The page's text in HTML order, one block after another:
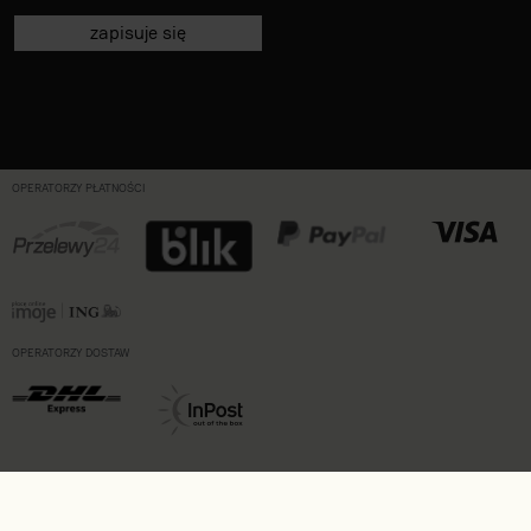
zapisuje się
OPERATORZY PŁATNOŚCI
OPERATORZY DOSTAW